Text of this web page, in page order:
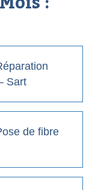
Sart
de fibre